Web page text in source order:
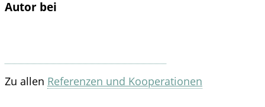
Autor bei
Zu allen Referenzen und Kooperationen